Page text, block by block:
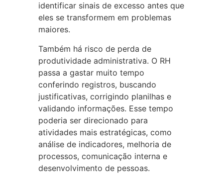
identificar sinais de excesso antes que
eles se transformem em problemas
maiores.
Também há risco de perda de
produtividade administrativa. O RH
passa a gastar muito tempo
conferindo registros, buscando
justificativas, corrigindo planilhas e
validando informações. Esse tempo
poderia ser direcionado para
atividades mais estratégicas, como
análise de indicadores, melhoria de
processos, comunicação interna e
desenvolvimento de pessoas.